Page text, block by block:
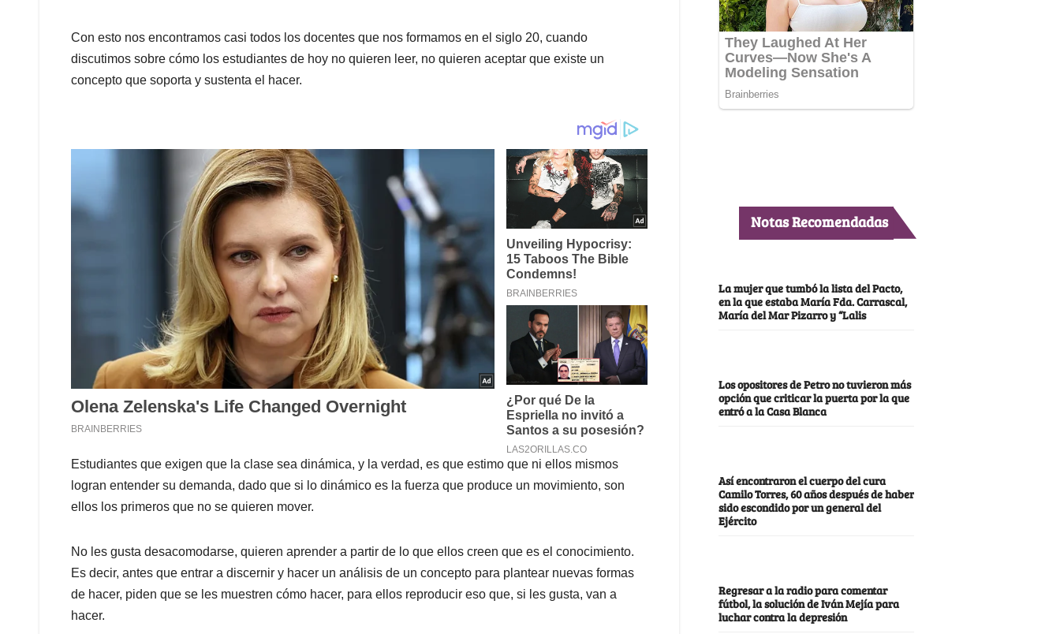
Con esto nos encontramos casi todos los docentes que nos formamos en el siglo 20, cuando
discutimos sobre cómo los estudiantes de hoy no quieren leer, no quieren aceptar que existe un
concepto que soporta y sustenta el hacer.
Estudiantes que exigen que la clase sea dinámica, y la verdad, es que estimo que ni ellos mismos
logran entender su demanda, dado que si lo dinámico es la fuerza que produce un movimiento, son
ellos los primeros que no se quieren mover.
No les gusta desacomodarse, quieren aprender a partir de lo que ellos creen que es el conocimiento.
Es decir, antes que entrar a discernir y hacer un análisis de un concepto para plantear nuevas formas
de hacer, piden que se les muestren cómo hacer, para ellos reproducir eso que, si les gusta, van a
hacer.
Notas Recomendadas
La mujer que tumbó la lista del Pacto,
en la que estaba María Fda. Carrascal,
María del Mar Pizarro y “Lalis
Los opositores de Petro no tuvieron más
opción que criticar la puerta por la que
entró a la Casa Blanca
Así encontraron el cuerpo del cura
Camilo Torres, 60 años después de haber
sido escondido por un general del
Ejército
Regresar a la radio para comentar
fútbol, la solución de Iván Mejía para
luchar contra la depresión